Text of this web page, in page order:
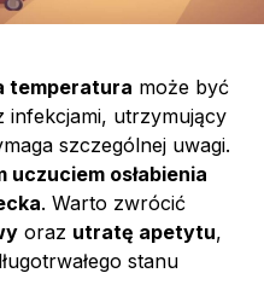
temperatura może być
infekcjami, utrzymujący
szczególnej uwagi.
uczuciem osłabienia
. Warto zwrócić
oraz utratę apetytu,
stanu